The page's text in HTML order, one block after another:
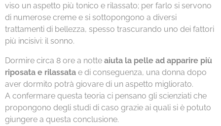
viso un aspetto più tonico e rilassato; per farlo si servono
di numerose creme e si sottopongono a diversi
trattamenti di bellezza, spesso trascurando uno dei fattori
più incisivi: il sonno.
Dormire circa 8 ore a notte aiuta la pelle ad apparire più
riposata e rilassata e di conseguenza, una donna dopo
aver dormito potrà giovare di un aspetto migliorato.
A confermare questa teoria ci pensano gli scienziati che
propongono degli studi di caso grazie ai quali si è potuto
giungere a questa conclusione.